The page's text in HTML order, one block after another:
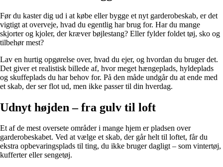
Før du kaster dig ud i at købe eller bygge et nyt garderobeskab, er det
vigtigt at overveje, hvad du egentlig har brug for. Har du mange
skjorter og kjoler, der kræver bøjlestang? Eller fylder foldet tøj, sko og
tilbehør mest?
Lav en hurtig opgørelse over, hvad du ejer, og hvordan du bruger det.
Det giver et realistisk billede af, hvor meget hængeplads, hyldeplads
og skuffeplads du har behov for. På den måde undgår du at ende med
et skab, der ser flot ud, men ikke passer til din hverdag.
Udnyt højden – fra gulv til loft
Et af de mest oversete områder i mange hjem er pladsen over
garderobeskabet. Ved at vælge et skab, der går helt til loftet, får du
ekstra opbevaringsplads til ting, du ikke bruger dagligt – som vintertøj,
kufferter eller sengetøj.